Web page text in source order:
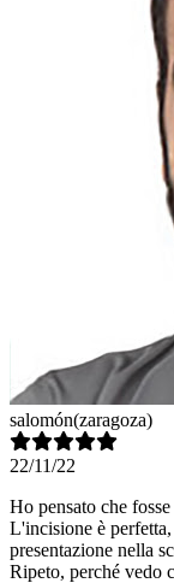
salomón(zaragoza)
22/11/22
Ho pensato che
L'incisione è
presentazione nella
Ripeto, perché vedo